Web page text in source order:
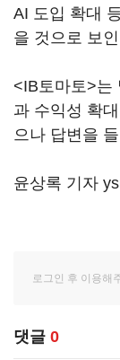
AI 도입 확대
을 것으로 보
<IB토마토>는
과 수익성 확
으나 답변을
윤상록 기자
댓글 0